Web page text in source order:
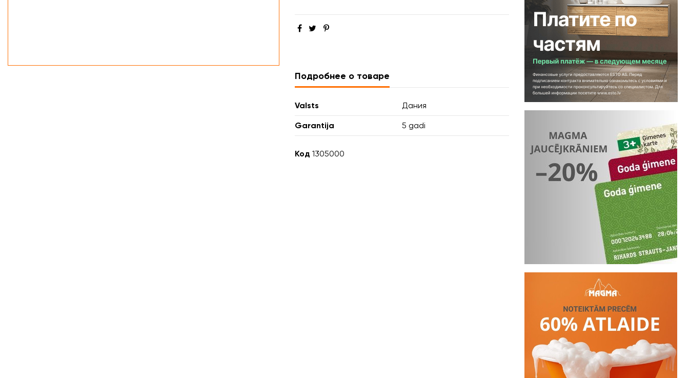
Подробнее о товаре
Valsts Дания
Garantija 5 gadi
Код 1305000